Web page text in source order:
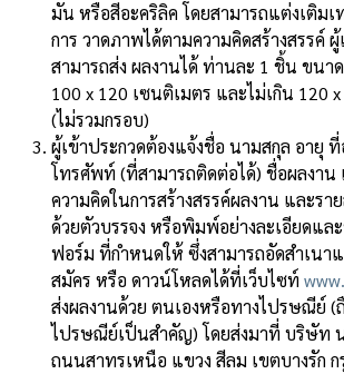
มัน หรือสีอะคริลิค โดยสามารถแต่งเติม
การ วาดภาพได้ตามความคิดสร้างสรรค์ ผู้
สามารถส่ง ผลงานได้ ท่านละ 1 ชิ้น ขนา
100 x 120 เซนติเมตร และไม่เกิน 120
(ไม่รวมกรอบ)
ผู้เข้าประกวดต้องแจ้งชื่อ นามสกุล อายุ
โทรศัพท์ (ที่สามารถติดต่อได้) ชื่อผลงาน
ความคิดในการสร้างสรรค์ผลงาน และรา
ด้วยตัวบรรจง หรือพิมพ์อย่างละเอียดแล
ฟอร์ม ที่กําหนดให้ ซึ่งสามารถอัดสําเนา
สมัคร หรือ ดาวน์โหลดได้ที่เว็บไซท์
ส่งผลงานด้วย ตนเองหรือทางไปรษณีย์
ไปรษณีย์เป็นสําคัญ) โดยส่งมาที่ บริษัท
ถนนสาทรเหนือ แขวง สีลม เขตบางรัก